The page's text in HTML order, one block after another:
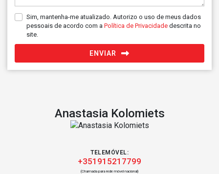
Sim, mantenha-me atualizado. Autorizo o uso de meus dados
pessoais de acordo com a Política de Privacidade descrita no
site.
ENVIAR
Anastasia Kolomiets
TELEMÓVEL:
+351915217799
(Chamada para rede móvel nacional)